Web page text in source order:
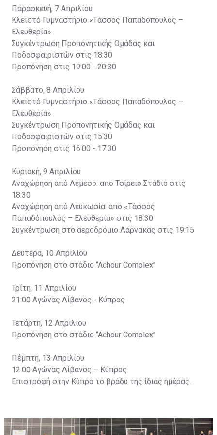
Παρασκευή, 7 Απριλίου
Κλειστό Γυμναστήριο «Τάσσος Παπαδόπουλος –
Ελευθερία»
Συγκέντρωση Προπονητικής Ομάδας και
Ποδοσφαιριστών στις 18:30
Προπόνηση στις 19:00 - 20:30
Σάββατο, 8 Απριλίου
Κλειστό Γυμναστήριο «Τάσσος Παπαδόπουλος –
Ελευθερία»
Συγκέντρωση Προπονητικής Ομάδας και
Ποδοσφαιριστών στις 15:30
Προπόνηση στις 16:00 - 17:30
Κυριακή, 9 Απριλίου
Αναχώρηση από Λεμεσό: από Τσίρειο Στάδιο στις
18:30
Αναχώρηση από Λευκωσία: από «Τάσσος
Παπαδόπουλος – Ελευθερία» στις 18:30
Συγκέντρωση στο αεροδρόμιο Λάρνακας στις 19:15
Δευτέρα, 10 Απριλίου
Προπόνηση στο στάδιο ‘‘Achour Complex’’
Τρίτη, 11 Απριλίου
21:00 Αγώνας Λίβανος - Κύπρος
Τετάρτη, 12 Απριλίου
Προπόνηση στο στάδιο ‘‘Achour Complex’’
Πέμπτη, 13 Απριλίου
12:00 Αγώνας Λίβανος – Κύπρος
Επιστροφή στην Κύπρο το βράδυ της ίδιας ημέρας.